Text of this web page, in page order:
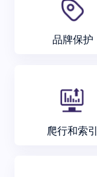
品牌保护
爬行和索引